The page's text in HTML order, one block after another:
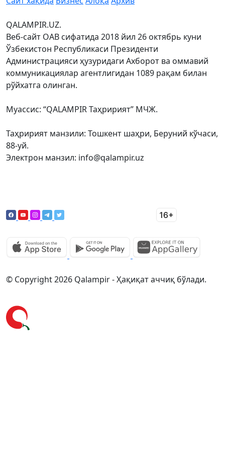
QALAMPIR.UZ.
Веб-сайт ОАВ сифатида 2018 йил 26 октябрь куни
Ўзбекистон Республикаси Президенти
Администрацияси ҳузуридаги Ахборот ва оммавий
коммуникациялар агентлигидан 1089 рақам билан
рўйхатга олинган.
Муассис: “QALAMPIR Таҳририят” МЧЖ.
Таҳририят манзили: Тошкент шаҳри, Беруний кўчаси,
88-уй.
Электрон манзил: info@qalampir.uz
© Copyright 2026 Qalampir - Ҳақиқат аччиқ бўлади.